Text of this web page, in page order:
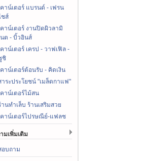
คาน์เตอร์ แบรนด์ - เฟรน
ชส์
คาน์เตอร์ งานปิดผิวลามิ
นต - บิ้วอินส์
คาน์เตอร์ เครป - วาฟเฟิล -
ชิ
คาน์เตอร์ต้อนรับ - คิดเงิน
าระประโยชน์ "เมล็ดกาแฟ"
คาน์เตอร์ไม้สน
านทำเล็บ ร้านเสริมสวย
คาน์เตอร์ไปรษณีย์-แฟลช
มเพิ่มเติม
อบถาม